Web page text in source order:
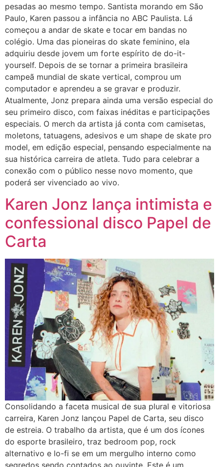
pesadas ao mesmo tempo. Santista morando em São
Paulo, Karen passou a infância no ABC Paulista. Lá
começou a andar de skate e tocar em bandas no
colégio. Uma das pioneiras do skate feminino, ela
adquiriu desde jovem um forte espírito de do-it-
yourself. Depois de se tornar a primeira brasileira
campeã mundial de skate vertical, comprou um
computador e aprendeu a se gravar e produzir.
Atualmente, Jonz prepara ainda uma versão especial do
seu primeiro disco, com faixas inéditas e participações
especiais. O merch da artista já conta com camisetas,
moletons, tatuagens, adesivos e um shape de skate pro
model, em edição especial, pensando especialmente na
sua histórica carreira de atleta. Tudo para celebrar a
conexão com o público nesse novo momento, que
poderá ser vivenciado ao vivo.
Karen Jonz lança intimista e
confessional disco Papel de
Carta
Consolidando a faceta musical de sua plural e vitoriosa
carreira, Karen Jonz lançou Papel de Carta, seu disco
de estreia. O trabalho da artista, que é um dos ícones
do esporte brasileiro, traz bedroom pop, rock
alternativo e lo-fi se em um mergulho interno como